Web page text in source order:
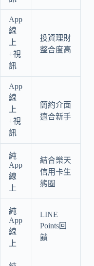
App
線
上
+視
訊
投資理財
整合度高
App
線
上
+視
訊
簡約介面
適合新手
純
App
線
上
結合樂天
信用卡生
態圈
純
App
線
上
LINE
Points回
饋